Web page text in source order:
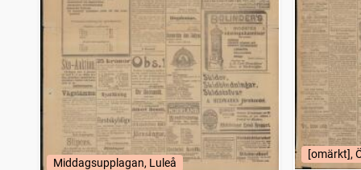
Middagsupplagan, Luleå
[omärkt],